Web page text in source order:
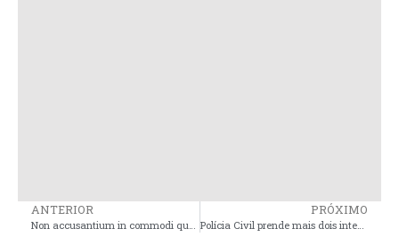
ANTERIOR
Non accusantium in commodi quasi occaecati cupiditate
PRÓXIMO
Polícia Civil prende mais dois integrantes associação criminosa na cidade de Bacuri